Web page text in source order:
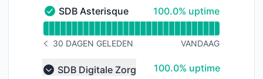
SDB Asterisque - Operationeel
SDB Asterisque 100% - uptime
100.0% uptime
BERICHTGESCHIEDENIS 30 DAGEN GELEDEN
30 DAGEN GELEDEN VANDAAG
Collapse group
SDB Digitale Zorg 100% - uptime
100.0% uptime